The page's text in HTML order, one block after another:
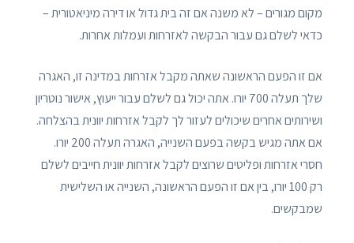
מקום מגורים – לא משנה אם זה בית גדול או דירה מיניאטורית –
כדאי לשלם גם עבור הבקשה לאזרחות ועמלות אחרות.
אם זו הפעם הראשונה שאתה מקבל אזרחות במדינה זו, האגרה
שלך תעלה 700 יורו. אתה יכול גם לשלם עבור ייעוץ, אישור נוטריון
ושירותים אחרים שיכולים לעזור לך לקבל אזרחות יוונית בהצלחה.
אם אתה מגיש בקשה בפעם השנייה, האגרה תעלה 200 יורו.
חסרי אזרחות ופליטים שרוצים לקבל אזרחות יוונית חייבים לשלם
רק 100 יורו, בין אם זו הפעם הראשונה, השנייה או השלישית
שמבקשים.